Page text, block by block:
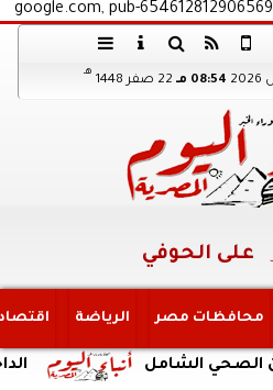
google.com, pub-
08:54 مـ 22 صفر 1448
هـ
على الحوفي
محافظات مصر الرياضة
الداخلية: